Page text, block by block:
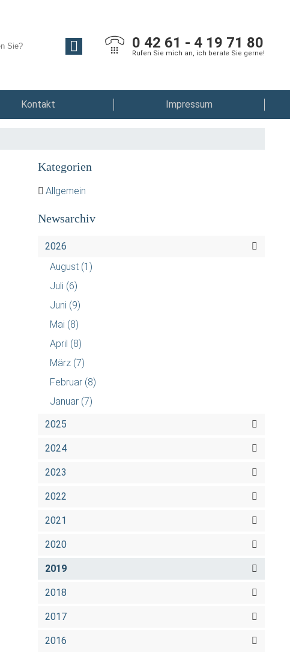
0 42 61 - 4 19 71 80
Rufen Sie mich an, ich berate Sie gerne!
Kontakt Impressum
Kategorien
Allgemein
Newsarchiv
2026
August (1)
Juli (6)
Juni (9)
Mai (8)
April (8)
März (7)
Februar (8)
Januar (7)
2025
2024
2023
2022
2021
2020
2019
2018
2017
2016